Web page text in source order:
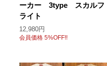
ーカー 3type スカルフ
ライト
12,980円
会員価格 5%OFF!!